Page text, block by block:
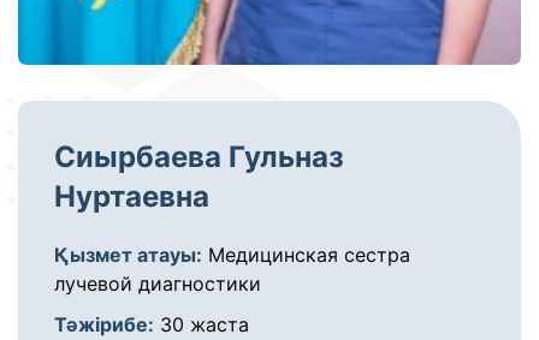
Сиырбаева Гульназ
Нуртаевна
Қызмет атауы: Медицинская сестра
лучевой диагностики
Тәжірибе: 30 жаста